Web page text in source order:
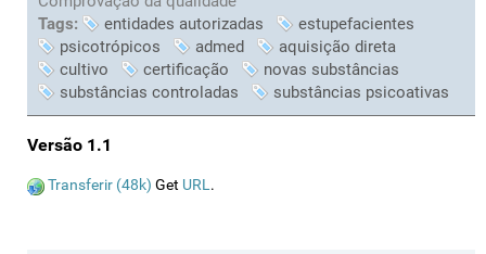
Tags:
entidades autorizadas
estupefacientes
psicotrópicos
admed
aquisição direta
cultivo
certificação
novas substâncias
substâncias controladas
substâncias psicoativas
Versão 1.1
Transferir (48k) Get URL.